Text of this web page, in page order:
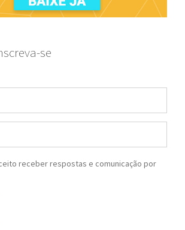
se
receber respostas e comunicação por